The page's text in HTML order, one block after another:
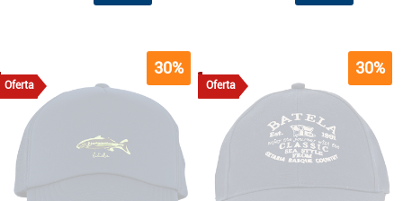
Oferta
30%
Oferta
30%